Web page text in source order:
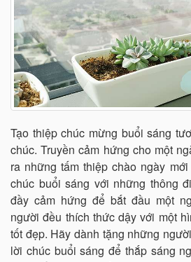
Tạo thiệp chúc mừng buổi sáng
chúc. Truyền cảm hứng cho một
ra những tấm thiệp chào ngày
chúc buổi sáng với những thông
đầy cảm hứng để bắt đầu một
người đều thích thức dậy với một
tốt đẹp. Hãy dành tặng những
lời chúc buổi sáng để thắp sáng